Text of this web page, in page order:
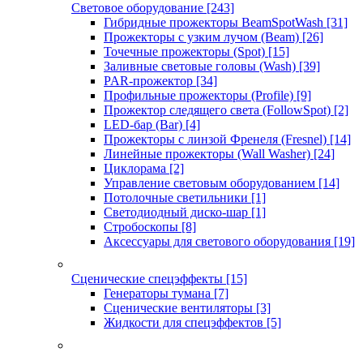
Световое оборудование [243]
Гибридные прожекторы BeamSpotWash [31]
Прожекторы с узким лучом (Beam) [26]
Точечные прожекторы (Spot) [15]
Заливные световые головы (Wash) [39]
PAR-прожектор [34]
Профильные прожекторы (Profile) [9]
Прожектор следящего света (FollowSpot) [2]
LED-бар (Bar) [4]
Прожекторы с линзой Френеля (Fresnel) [14]
Линейные прожекторы (Wall Washer) [24]
Циклорама [2]
Управление световым оборудованием [14]
Потолочные светильники [1]
Светодиодный диско-шар [1]
Стробоскопы [8]
Аксессуары для светового оборудования [19]
Сценические спецэффекты [15]
Генераторы тумана [7]
Сценические вентиляторы [3]
Жидкости для спецэффектов [5]